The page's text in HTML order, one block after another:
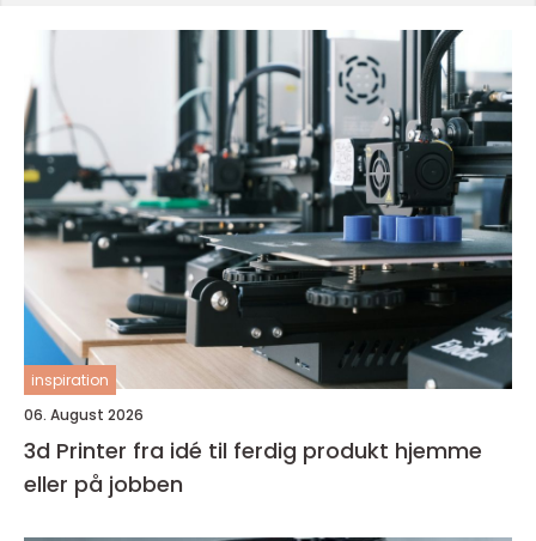
inspiration
06. August 2026
3d Printer fra idé til ferdig produkt hjemme
eller på jobben